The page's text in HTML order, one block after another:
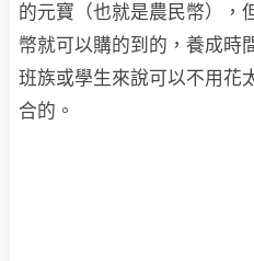
的元寶（也就是農民幣），
幣就可以購的到的，養成時
班族或學生來說可以不用花
合的。